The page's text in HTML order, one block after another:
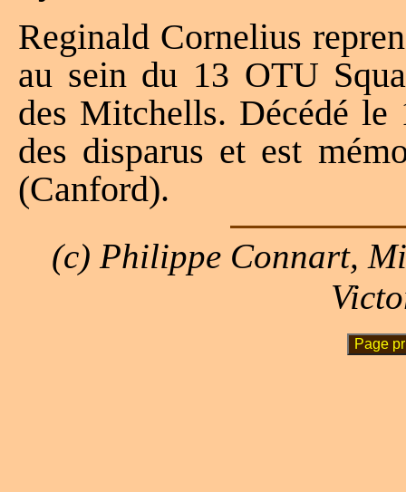
Reginald Cornelius
au sein du 13 OTU
des Mitchells. Décédé
des disparus et est
(Canford).
(c) Philippe Connart,